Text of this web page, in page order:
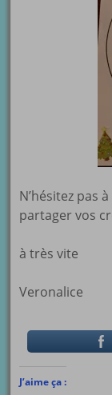
N’hésitez pas
partager vos
à très vite
Veronalice
J’aime ça :